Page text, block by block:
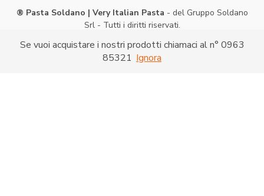
Se vuoi acquistare i nostri prodotti chiamaci al n° 0963
85321 Ignora
® Pasta Soldano | Very Italian Pasta - del Gruppo Soldano
Srl - Tutti i diritti riservati.
Via Caduti di Nassiriya -Shopping on line - P. IVA:
03286520790